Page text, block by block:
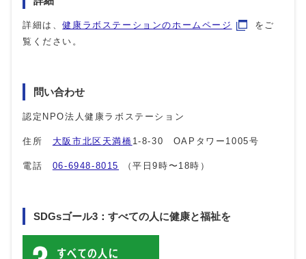
詳細は、健康ラボステーションのホームページ
をご
覧ください。
問い合わせ
認定NPO法人健康ラボステーション
住所 大阪市北区天満橋 1-8-30 OAPタワー1005号
電話 06-6948-8015 （平日9時〜18時）
SDGsゴール3：すべての人に健康と福祉を